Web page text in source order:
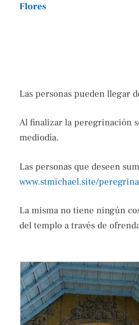
Flores
Las personas pueden llegar
Al finalizar la peregrinación
mediodía.
Las personas que deseen
www.stmichael.site/
La misma no tiene ningún
del templo a través de